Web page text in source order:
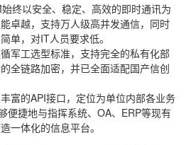
终以安全、稳定、高效的即时通讯为
卓越，支持万人级高并发通信，同时
单，对IT人员要求低。
军工选型标准，支持完全的私有化部
全链路加密，并已全面适配国产信创
富的API接口，定位为单位内部各业务
便捷地与指挥系统、OA、ERP等现有
一体化的信息平台。